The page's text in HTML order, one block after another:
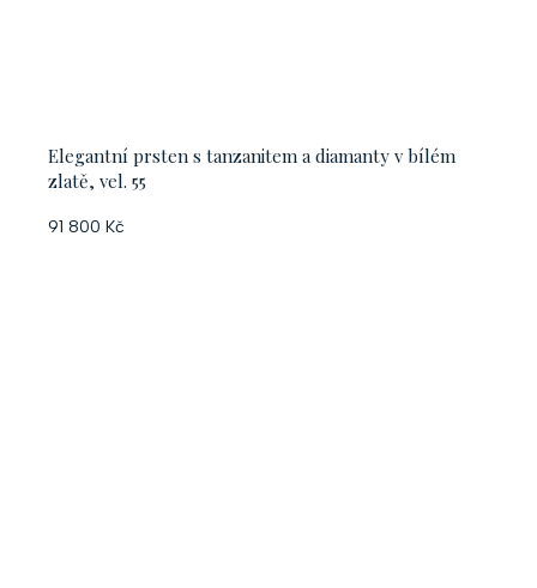
Elegantní prsten s tanzanitem a diamanty v bílém
zlatě, vel. 55
91 800 Kč